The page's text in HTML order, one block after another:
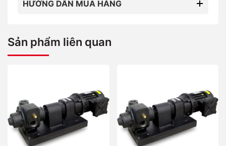
HƯỚNG DẪN MUA HÀNG
Sản phẩm liên quan